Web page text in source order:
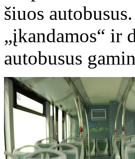
šiuos
„įkandamos“ ir
autobusus